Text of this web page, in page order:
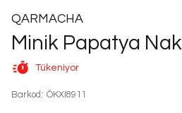
QARMACHA
Minik Papatya
Tükeniyor
Barkod : ÖKXI8911